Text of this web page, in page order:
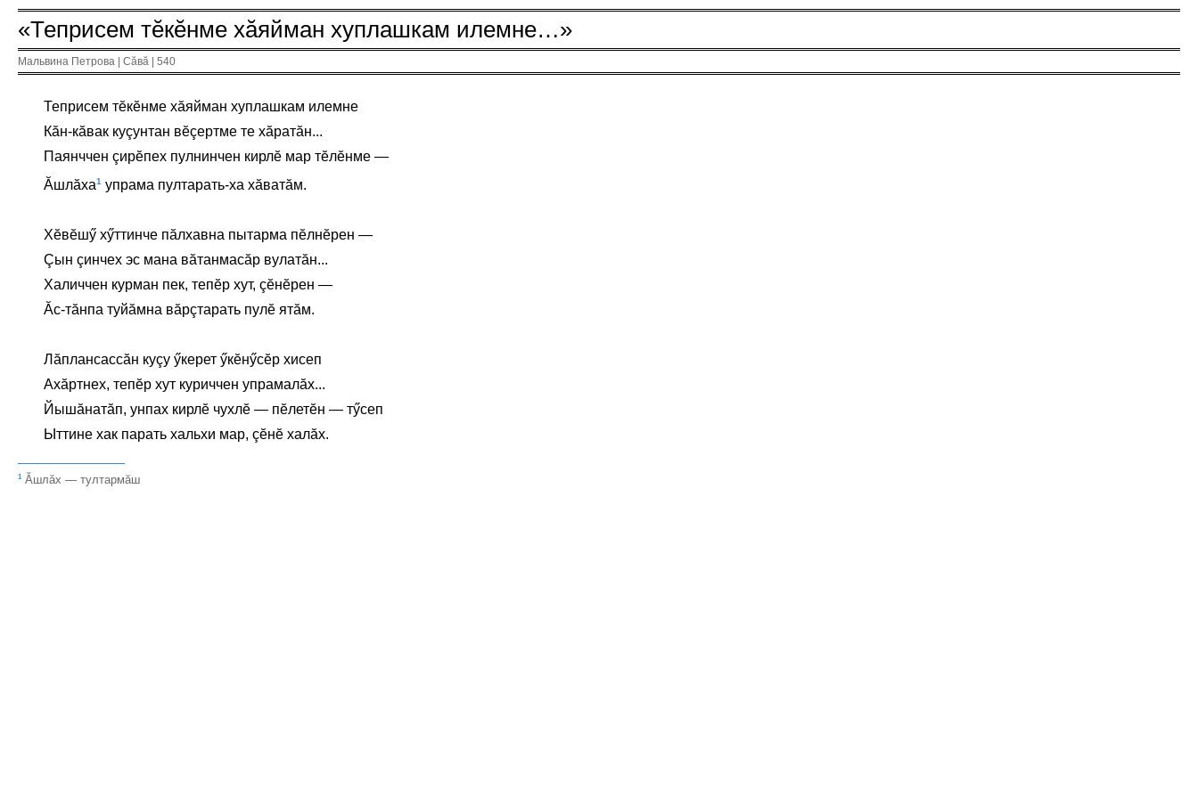
«Теприсем тĕкĕнме хăяйман хуплашкам илемне…»
Мальвина Петрова | Сăвă | 540
Теприсем тĕкĕнме хăяйман хуплашкам илемне
Кăн-кăвак куçунтан вĕçертме те хăратăн...
Паянччен çирĕпех пулнинчен кирлĕ мар тĕлĕнме —
Ăшлăха1 упрама пултарать-ха хăватăм.
Хĕвĕшӳ хӳттинче пăлхавна пытарма пĕлнĕрен —
Çын çинчех эс мана вăтанмасăр вулатăн...
Халиччен курман пек, тепĕр хут, çĕнĕрен —
Ăс-тăнпа туйăмна вăрçтарать пулĕ ятăм.
Лăплансассăн куçу ӳкерет ӳкĕнӳсĕр хисеп
Ахăртнех, тепĕр хут куриччен упрамалăх...
Йышăнатăп, унпах кирлĕ чухлĕ — пĕлетĕн — тӳсеп
Ыттине хак парать хальхи мар, çĕнĕ халăх.
1Ăшлăх — тултармăш